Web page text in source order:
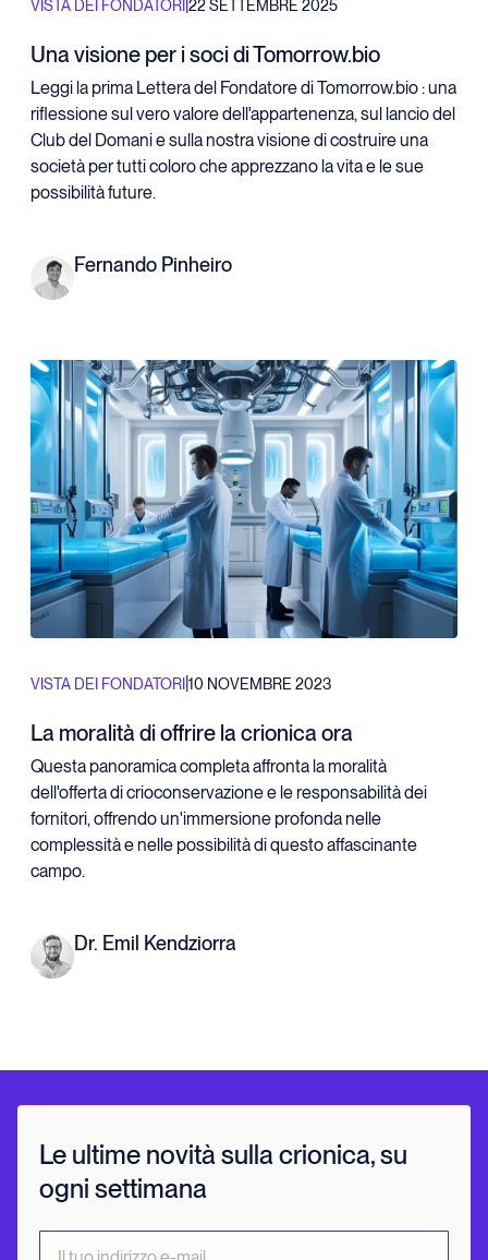
VISTA DEI FONDATORI |22 SETTEMBRE 2025
Una visione per i soci di Tomorrow.bio
Leggi la prima Lettera del Fondatore di Tomorrow.bio : una
riflessione sul vero valore dell'appartenenza, sul lancio del
Club del Domani e sulla nostra visione di costruire una
società per tutti coloro che apprezzano la vita e le sue
possibilità future.
Fernando Pinheiro
VISTA DEI FONDATORI |10 NOVEMBRE 2023
La moralità di offrire la crionica ora
Questa panoramica completa affronta la moralità
dell'offerta di crioconservazione e le responsabilità dei
fornitori, offrendo un'immersione profonda nelle
complessità e nelle possibilità di questo affascinante
campo.
Dr. Emil Kendziorra
Le ultime novità sulla crionica, su
ogni settimana